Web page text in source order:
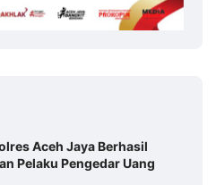
Aceh Jaya Berhasil
Pelaku Pengedar Uang